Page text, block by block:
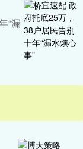
“漏